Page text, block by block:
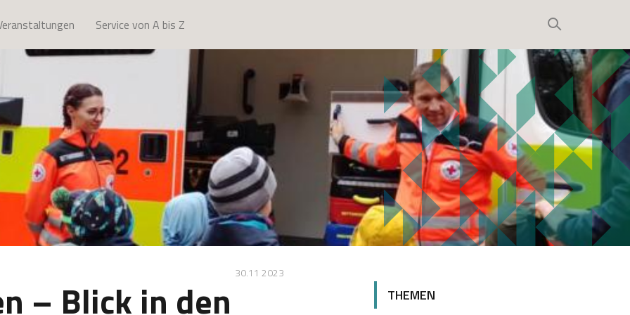
Service von A bis Z
30.11 2023
– Blick in den THEMEN